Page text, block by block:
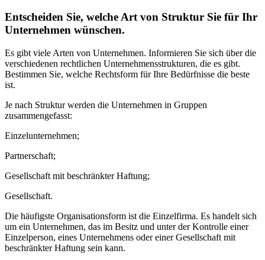
Entscheiden Sie, welche Art von Struktur Sie für Ihr
Unternehmen wünschen.
Es gibt viele Arten von Unternehmen. Informieren Sie sich über die
verschiedenen rechtlichen Unternehmensstrukturen, die es gibt.
Bestimmen Sie, welche Rechtsform für Ihre Bedürfnisse die beste
ist.
Je nach Struktur werden die Unternehmen in Gruppen
zusammengefasst:
Einzelunternehmen;
Partnerschaft;
Gesellschaft mit beschränkter Haftung;
Gesellschaft.
Die häufigste Organisationsform ist die Einzelfirma. Es handelt sich
um ein Unternehmen, das im Besitz und unter der Kontrolle einer
Einzelperson, eines Unternehmens oder einer Gesellschaft mit
beschränkter Haftung sein kann.